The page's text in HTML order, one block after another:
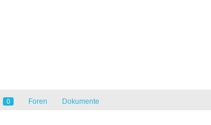
0 Foren Dokumente